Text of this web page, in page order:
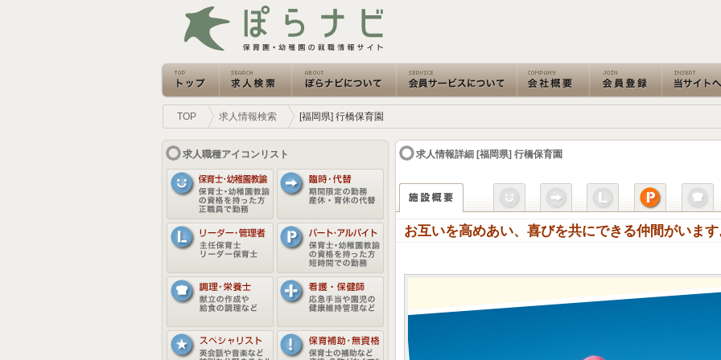
TOP 求人情報検索 [福岡県] 行橋保育園
求人職種アイコンリスト 求人情報詳細 [福岡県] 行橋保育園
お互いを高めあい、喜びを共にできる仲間がいま